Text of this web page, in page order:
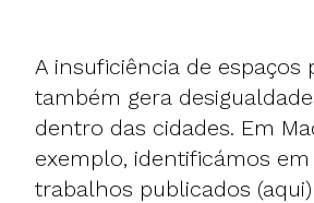
A insuficiência de espaços
também gera
dentro das cidades. Em
exemplo, identificámos
trabalhos publicados